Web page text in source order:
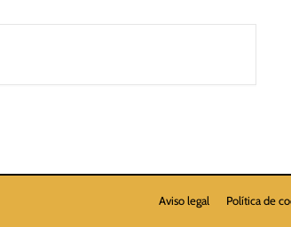
Aviso legal Política de